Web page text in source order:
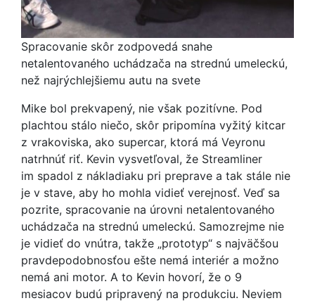
Spracovanie skôr zodpovedá snahe
netalentovaného uchádzača na strednú umeleckú,
než najrýchlejšiemu autu na svete
Mike bol prekvapený, nie však pozitívne. Pod
plachtou stálo niečo, skôr pripomína vyžitý kitcar
z vrakoviska, ako supercar, ktorá má Veyronu
natrhnúť riť. Kevin vysvetľoval, že Streamliner
im spadol z nákladiaku pri preprave a tak stále nie
je v stave, aby ho mohla vidieť verejnosť. Veď sa
pozrite, spracovanie na úrovni netalentovaného
uchádzača na strednú umeleckú. Samozrejme nie
je vidieť do vnútra, takže „prototyp“ s najväčšou
pravdepodobnosťou ešte nemá interiér a možno
nemá ani motor. A to Kevin hovorí, že o 9
mesiacov budú pripravený na produkciu. Neviem